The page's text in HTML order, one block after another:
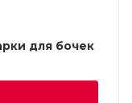
для бочек